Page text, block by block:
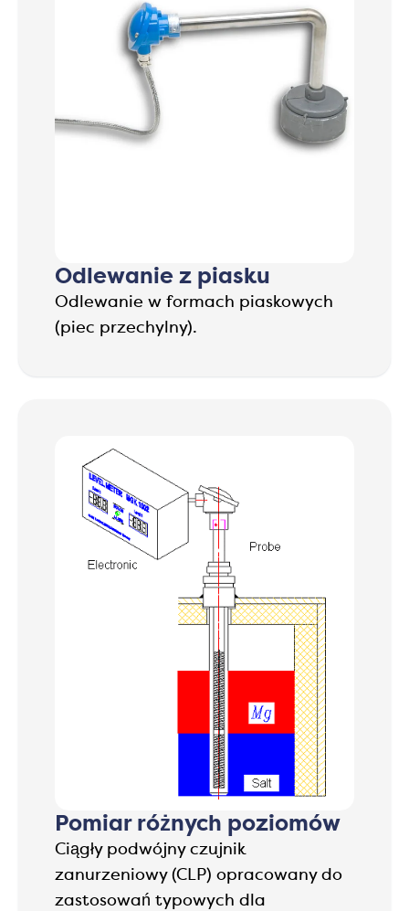
Odlewanie z piasku
Odlewanie w formach piaskowych
(piec przechylny).
Pomiar różnych poziomów
Ciągły podwójny czujnik
zanurzeniowy (CLP) opracowany do
zastosowań typowych dla